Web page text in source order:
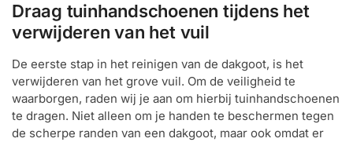
Draag tuinhandschoenen tijdens het
verwijderen van het vuil
De eerste stap in het reinigen van de dakgoot, is het
verwijderen van het grove vuil. Om de veiligheid te
waarborgen, raden wij je aan om hierbij tuinhandschoenen
te dragen. Niet alleen om je handen te beschermen tegen
de scherpe randen van een dakgoot, maar ook omdat er